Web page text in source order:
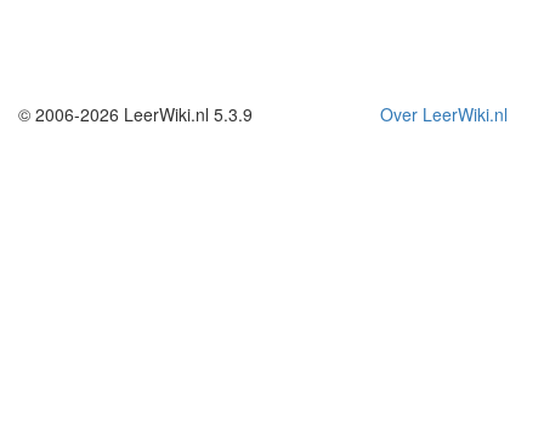
Over LeerWiki.nl
© 2006-2026 LeerWiki.nl 5.3.9